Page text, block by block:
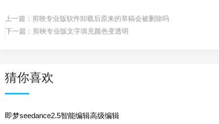
上一篇： 剪映专业版软件卸载后原来的草稿会被删除吗
下一篇： 剪映专业版文字填充颜色变透明
猜你喜欢
即梦seedance2.5智能编辑高级编辑